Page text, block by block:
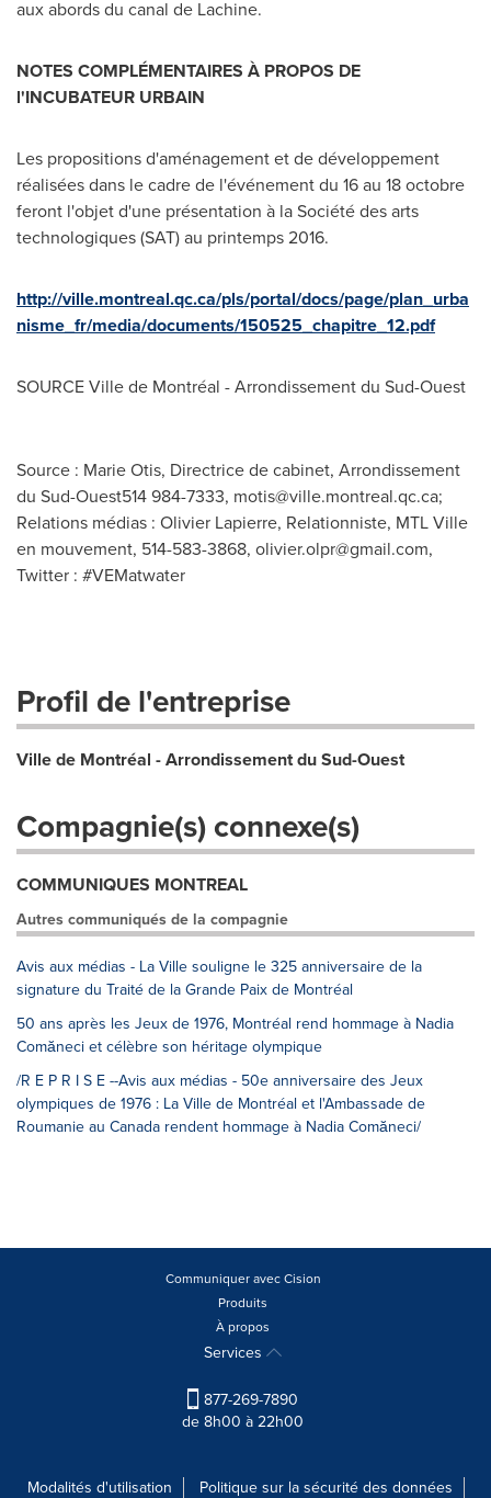
aux abords du canal de Lachine.
NOTES COMPLÉMENTAIRES À PROPOS DE
l'INCUBATEUR URBAIN
Les propositions d'aménagement et de développement
réalisées dans le cadre de l'événement du 16 au 18 octobre
feront l'objet d'une présentation à la Société des arts
technologiques (SAT) au printemps 2016.
http://ville.montreal.qc.ca/pls/portal/docs/page/plan_urba
nisme_fr/media/documents/150525_chapitre_12.pdf
SOURCE Ville de Montréal - Arrondissement du Sud-Ouest
Source : Marie Otis, Directrice de cabinet, Arrondissement
du Sud-Ouest514 984-7333, motis@ville.montreal.qc.ca;
Relations médias : Olivier Lapierre, Relationniste, MTL Ville
en mouvement, 514-583-3868, olivier.olpr@gmail.com,
Twitter : #VEMatwater
Profil de l'entreprise
Ville de Montréal - Arrondissement du Sud-Ouest
Compagnie(s) connexe(s)
COMMUNIQUES MONTREAL
Autres communiqués de la compagnie
Avis aux médias - La Ville souligne le 325 anniversaire de la
signature du Traité de la Grande Paix de Montréal
50 ans après les Jeux de 1976, Montréal rend hommage à Nadia
Comăneci et célèbre son héritage olympique
/R E P R I S E --Avis aux médias - 50e anniversaire des Jeux
olympiques de 1976 : La Ville de Montréal et l'Ambassade de
Roumanie au Canada rendent hommage à Nadia Comăneci/
Communiquer avec Cision
Produits
À propos
Services
877-269-7890
de 8h00 à 22h00
Modalités d'utilisation Politique sur la sécurité des données